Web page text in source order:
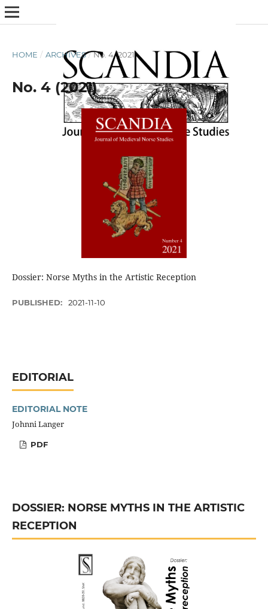
HOME / ARCHIVES / No. 4 (2021)
No. 4 (2021)
Dossier: Norse Myths in the Artistic Reception
PUBLISHED: 2021-11-10
EDITORIAL
EDITORIAL NOTE
Johnni Langer
PDF
DOSSIER: NORSE MYTHS IN THE ARTISTIC
RECEPTION